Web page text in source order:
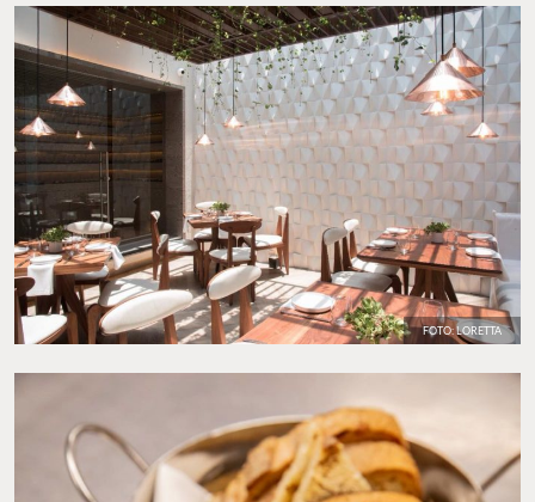
FOTO: LORETTA